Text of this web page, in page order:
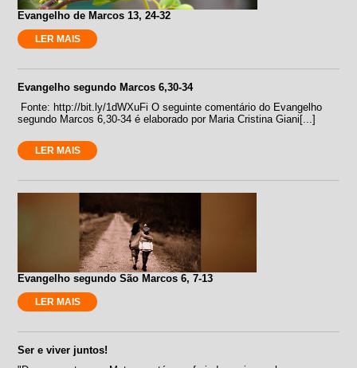
Evangelho de Marcos 13, 24-32
LER MAIS
Evangelho segundo Marcos 6,30-34
Fonte: http://bit.ly/1dWXuFi O seguinte comentário do Evangelho
segundo Marcos 6,30-34 é elaborado por Maria Cristina Giani[...]
LER MAIS
Evangelho segundo São Marcos 6, 7-13
LER MAIS
Ser e viver juntos!